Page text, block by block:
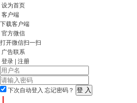
设为首页
客户端
下载客户端
官方微信
打开微信扫一扫
广告联系
登录 | 注册
下次自动登入 忘记密码？